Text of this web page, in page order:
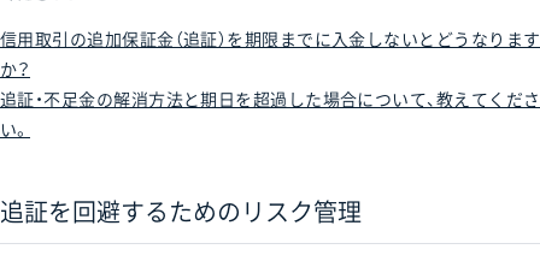
信用取引の追加保証金（追証）を期限までに入金しないとどうなります
か？
追証・不足金の解消方法と期日を超過した場合について、教えてくださ
い。
追証を回避するためのリスク管理